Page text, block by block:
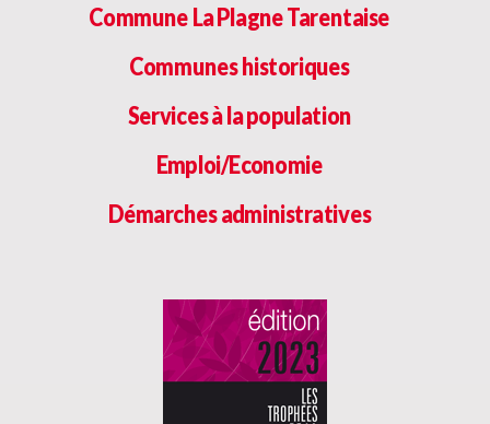
Commune La Plagne Tarentaise
Communes historiques
Services à la population
Emploi/Economie
Démarches administratives